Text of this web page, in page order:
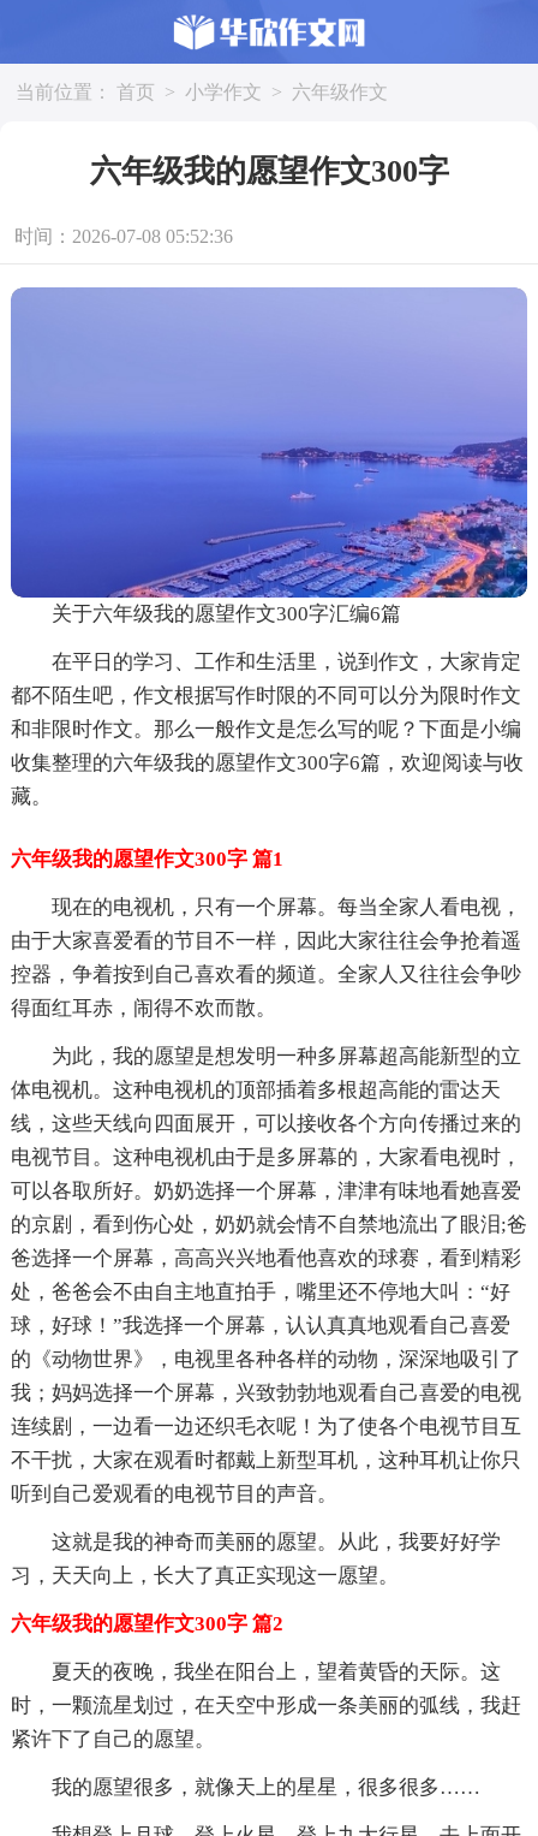
当前位置： 首页 > 小学作文 > 六年级作文
六年级我的愿望作文300字
时间：2026-07-08 05:52:36
关于六年级我的愿望作文300字汇编6篇
在平日的学习、工作和生活里，说到作文，大家肯定
都不陌生吧，作文根据写作时限的不同可以分为限时作文
和非限时作文。那么一般作文是怎么写的呢？下面是小编
收集整理的六年级我的愿望作文300字6篇，欢迎阅读与收
藏。
六年级我的愿望作文300字 篇1
现在的电视机，只有一个屏幕。每当全家人看电视，
由于大家喜爱看的节目不一样，因此大家往往会争抢着遥
控器，争着按到自己喜欢看的频道。全家人又往往会争吵
得面红耳赤，闹得不欢而散。
为此，我的愿望是想发明一种多屏幕超高能新型的立
体电视机。这种电视机的顶部插着多根超高能的雷达天
线，这些天线向四面展开，可以接收各个方向传播过来的
电视节目。这种电视机由于是多屏幕的，大家看电视时，
可以各取所好。奶奶选择一个屏幕，津津有味地看她喜爱
的京剧，看到伤心处，奶奶就会情不自禁地流出了眼泪;爸
爸选择一个屏幕，高高兴兴地看他喜欢的球赛，看到精彩
处，爸爸会不由自主地直拍手，嘴里还不停地大叫：“好
球，好球！”我选择一个屏幕，认认真真地观看自己喜爱
的《动物世界》，电视里各种各样的动物，深深地吸引了
我；妈妈选择一个屏幕，兴致勃勃地观看自己喜爱的电视
连续剧，一边看一边还织毛衣呢！为了使各个电视节目互
不干扰，大家在观看时都戴上新型耳机，这种耳机让你只
听到自己爱观看的电视节目的声音。
这就是我的神奇而美丽的愿望。从此，我要好好学
习，天天向上，长大了真正实现这一愿望。
六年级我的愿望作文300字 篇2
夏天的夜晚，我坐在阳台上，望着黄昏的天际。这
时，一颗流星划过，在天空中形成一条美丽的弧线，我赶
紧许下了自己的愿望。
我的愿望很多，就像天上的星星，很多很多……